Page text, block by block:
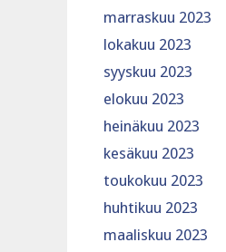
marraskuu 2023
lokakuu 2023
syyskuu 2023
elokuu 2023
heinäkuu 2023
kesäkuu 2023
toukokuu 2023
huhtikuu 2023
maaliskuu 2023